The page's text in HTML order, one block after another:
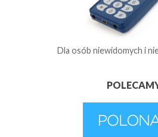
Dla osób niewidomych i